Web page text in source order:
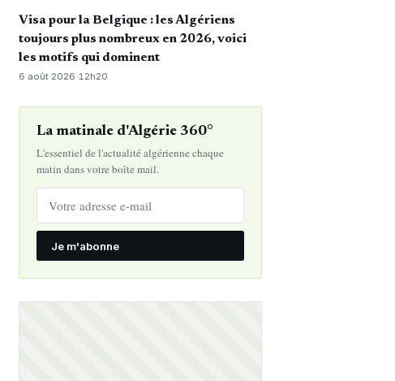
Visa pour la Belgique : les Algériens
toujours plus nombreux en 2026, voici
les motifs qui dominent
6 août 2026· 12h20
La matinale d'Algérie 360°
L'essentiel de l'actualité algérienne chaque
matin dans votre boîte mail.
Je m'abonne